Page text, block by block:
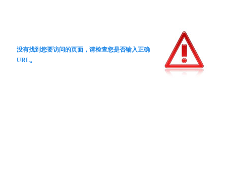
没有找到您要访问的页面，请检查您是否输入正确
URL。